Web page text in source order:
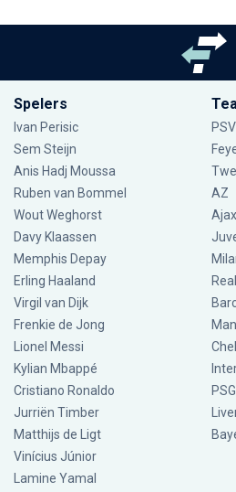
Spelers
Ivan Perisic
Sem Steijn
Anis Hadj Moussa
Ruben van Bommel
Wout Weghorst
Davy Klaassen
Memphis Depay
Erling Haaland
Virgil van Dijk
Frenkie de Jong
Lionel Messi
Kylian Mbappé
Cristiano Ronaldo
Jurriën Timber
Matthijs de Ligt
Vinícius Júnior
Lamine Yamal
PSV
AZ
Ajax
PSG